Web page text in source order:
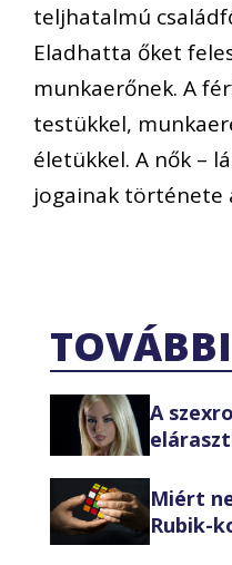
teljhatalmú
Eladhatta őket
munkaerőnek. A
testükkel,
életükkel. A nők –
jogainak története
A
Miért
Rubik-